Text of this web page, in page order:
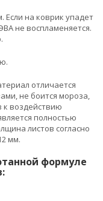
Если на коврик упадет
не воспламеняется.
отличается
не боится мороза,
к воздействию
полностью
листов согласно
мм.
формуле